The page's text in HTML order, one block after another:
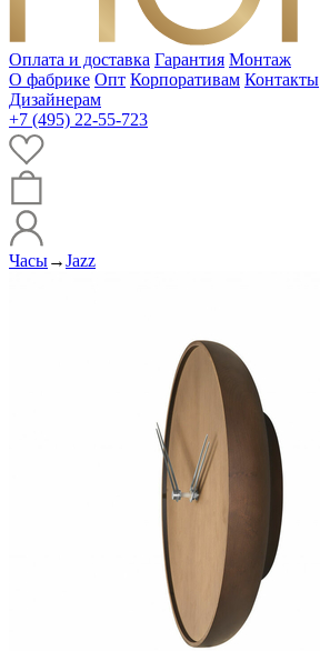
Оплата и доставка Гарантия Монтаж
О фабрике Опт Корпоративам Контакты
Дизайнерам
+7 (495) 22-55-723
Часы→Jazz